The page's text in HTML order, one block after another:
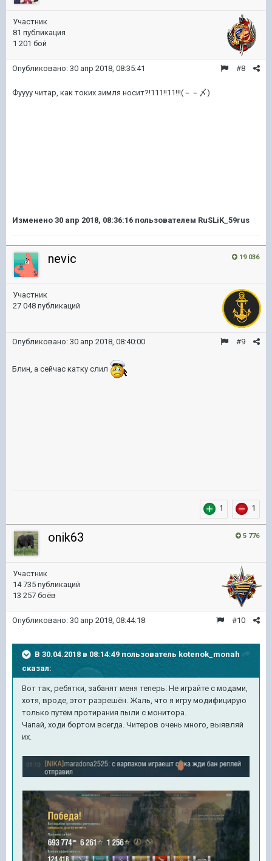
Участник
81 публикация
1 201 бой
#8
Опубликовано: 30 апр 2018, 08:35:41
Фуууу читар, как токих зимля носит?!111!!11!!!(－－〆)
Изменено 30 апр 2018, 08:36:16 пользователем RuSLiK_59rus
19 036
nevic
Участник
27 048 публикаций
#9
Опубликовано: 30 апр 2018, 08:40:00
Блин, а сейчас катку слил
1 1
5 776
onik63
Участник
14 735 публикаций
13 257 боёв
#10
Опубликовано: 30 апр 2018, 08:44:18
В 30.04.2018 в 08:14:49 пользователь kotenok_monah
сказал:
Вот так, ребятки, забанят меня теперь. Не играйте с модами,
хотя, вроде, этот разрешён. Жаль, что я игру модифицирую
только путём протирания пыли с монитора.
Чапай, ходи бортом всегда. Читеров очень много, выявляй
их.